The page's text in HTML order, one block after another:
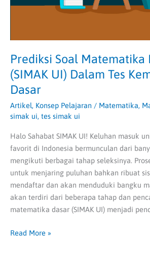
Prediksi Soal Matematika
(SIMAK UI) Dalam Tes
Dasar
Artikel, Konsep Pelajaran / Matematika,
simak ui, tes simak ui
Halo Sahabat SIMAK UI! Keluhan masuk
favorit di Indonesia bermunculan dari
mengikuti berbagai tahap seleksinya.
untuk menjaring puluhan bahkan ribuat
mendaftar dan akan menduduki bangku
akan terdiri dari beberapa tahap dan
matematika dasar (SIMAK UI) menjadi
Kemampuan
Read More »